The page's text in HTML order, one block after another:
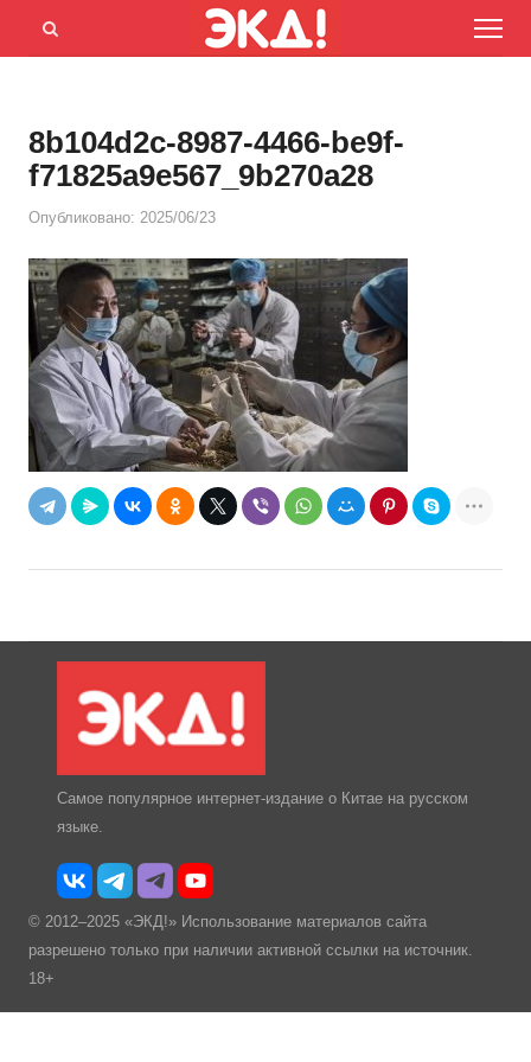
Menu
Открыть
8b104d2c-8987-4466-be9f-
f71825a9e567_9b270a28
Опубликовано: 2025/06/23
Самое популярное интернет-издание о Китае на русском
языке.
© 2012–2025 «ЭКД!» Использование материалов сайта
разрешено только при наличии активной ссылки на источник.
18+